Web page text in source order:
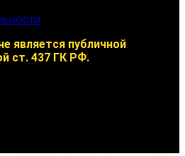
является публичной
ст. 437 ГК РФ.